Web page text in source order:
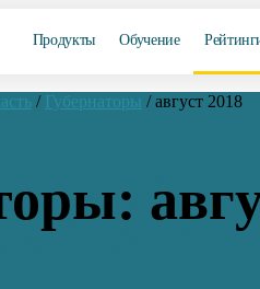
Продукты Обучение
/ Губернаторы / август 2018